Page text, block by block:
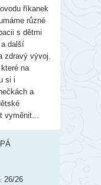
říkanek
různé
s dětmi
další
zdravý vývoj.
na
si i
a
vyměnit...
26/26